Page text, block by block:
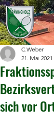
sich vor
C.Weber
21. Mai 2021